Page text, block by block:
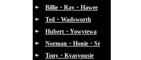
Billie・Ray・Hawee
Ted・Wadsworth
Hubert・Yowytewa
Norman・Honie・Sr
Tony・Kyasyousie